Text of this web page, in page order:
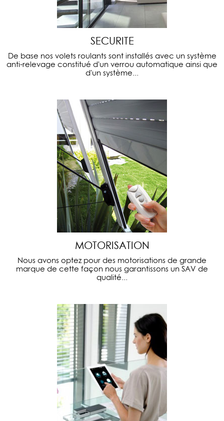
SECURITE
De base nos volets roulants sont installés avec un système
anti-relevage constitué d'un verrou automatique ainsi que
d'un système...
MOTORISATION
Nous avons optez pour des motorisations de grande
marque de cette façon nous garantissons un SAV de
qualité...